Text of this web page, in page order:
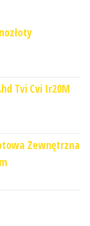
Tvi Cvi Ir20M
Zewnętrzna